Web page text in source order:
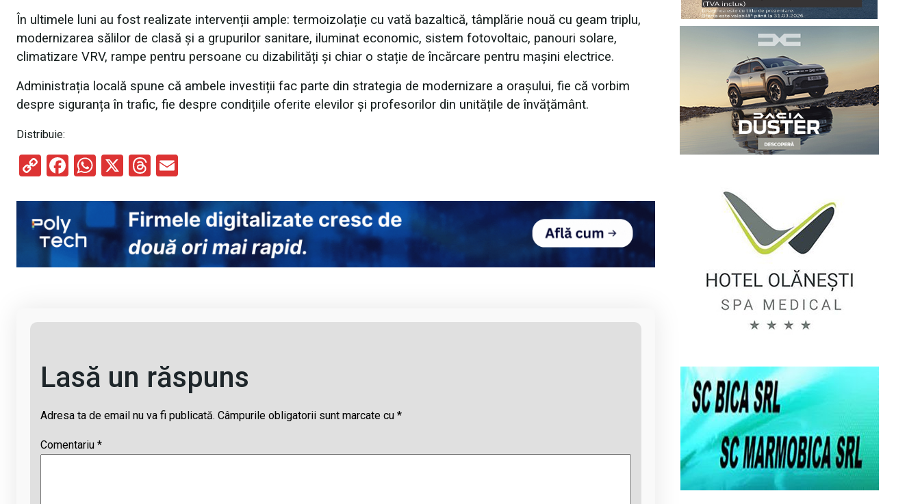
În ultimele luni au fost realizate intervenții ample: termoizolație cu vată bazaltică, tâmplărie nouă cu geam triplu,
modernizarea sălilor de clasă și a grupurilor sanitare, iluminat economic, sistem fotovoltaic, panouri solare,
climatizare VRV, rampe pentru persoane cu dizabilități și chiar o stație de încărcare pentru mașini electrice.
Administrația locală spune că ambele investiții fac parte din strategia de modernizare a orașului, fie că vorbim
despre siguranța în trafic, fie despre condițiile oferite elevilor și profesorilor din unitățile de învățământ.
Distribuie:
C
py
Li
n
k
F
ce
b
o
o
W
at
s
A
p
X
T
e
a
d
s
ail
Lasă un răspuns
Adresa ta de email nu va fi publicată. Câmpurile obligatorii sunt marcate cu *
Comentariu *